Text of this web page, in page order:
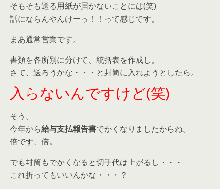
そもそも送る用紙が届かないことには(笑)
話にならんやんけーっ！！って感じです。
まあ通常営業です。
書類を各所別に分けて、統括表を作成し。
さて、送ろうかな・・・と封筒に入れようとしたら。
入らないんですけど(笑)
そう。
今年から給与支払報告書でかくなりましたからね。
倍です、倍。
でも封筒もでかくなると切手代は上がるし・・・
これ折ってもいいんかな・・・？